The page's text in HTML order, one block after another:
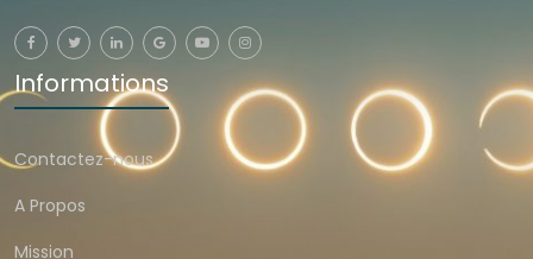
Informations
Contactez-nous
A Propos
Mission